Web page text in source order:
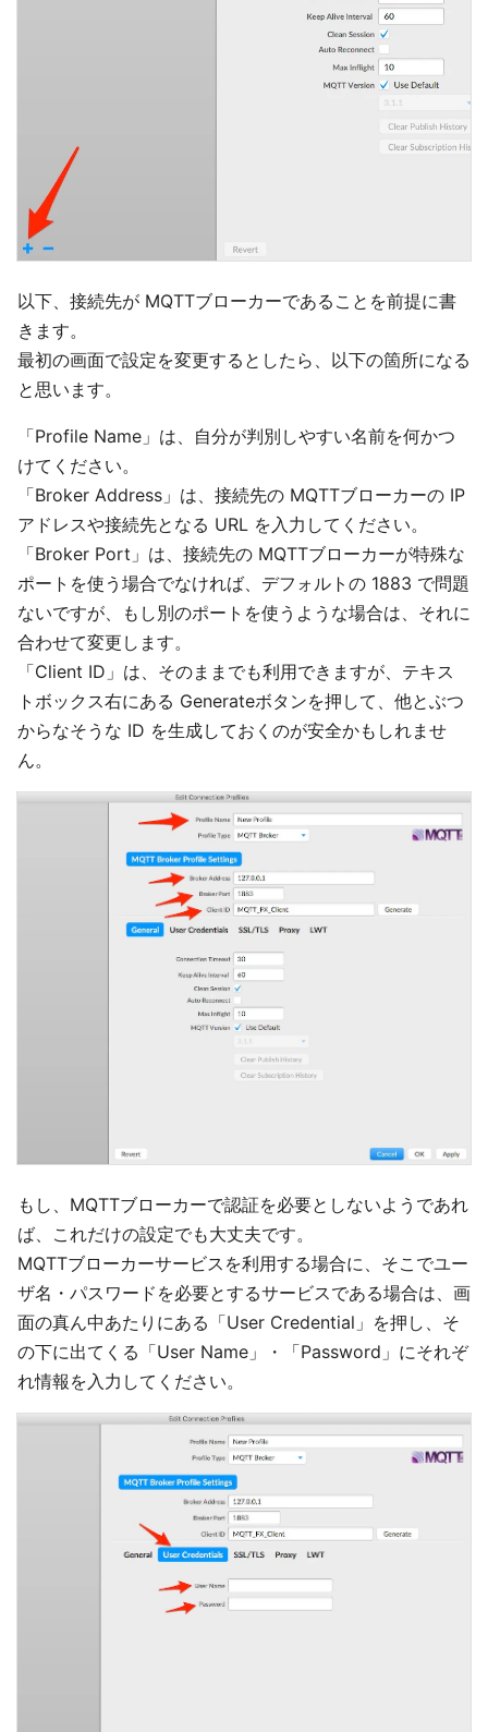
以下、接続先が MQTTブローカーであることを前提に書
きます。
最初の画面で設定を変更するとしたら、以下の箇所になる
と思います。
「Profile Name」は、自分が判別しやすい名前を何かつ
けてください。
「Broker Address」は、接続先の MQTTブローカーの IP
アドレスや接続先となる URL を入力してください。
「Broker Port」は、接続先の MQTTブローカーが特殊な
ポートを使う場合でなければ、デフォルトの 1883 で問題
ないですが、もし別のポートを使うような場合は、それに
合わせて変更します。
「Client ID」は、そのままでも利用できますが、テキス
トボックス右にある Generateボタンを押して、他とぶつ
からなそうな ID を生成しておくのが安全かもしれませ
ん。
もし、MQTTブローカーで認証を必要としないようであれ
ば、これだけの設定でも大丈夫です。
MQTTブローカーサービスを利用する場合に、そこでユー
ザ名・パスワードを必要とするサービスである場合は、画
面の真ん中あたりにある「User Credential」を押し、そ
の下に出てくる「User Name」・「Password」にそれぞ
れ情報を入力してください。